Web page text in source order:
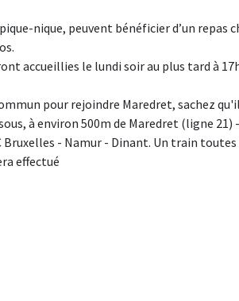
nique, peuvent bénéficier d’un repas
accueillies le lundi soir au plus tard à
pour rejoindre Maredret, sachez
à environ 500m de Maredret (ligne 21)
- Namur - Dinant. Un train toutes
effectué